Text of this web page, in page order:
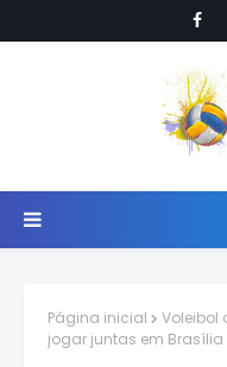
Página inicial Voleibol
jogar juntas em Brasília